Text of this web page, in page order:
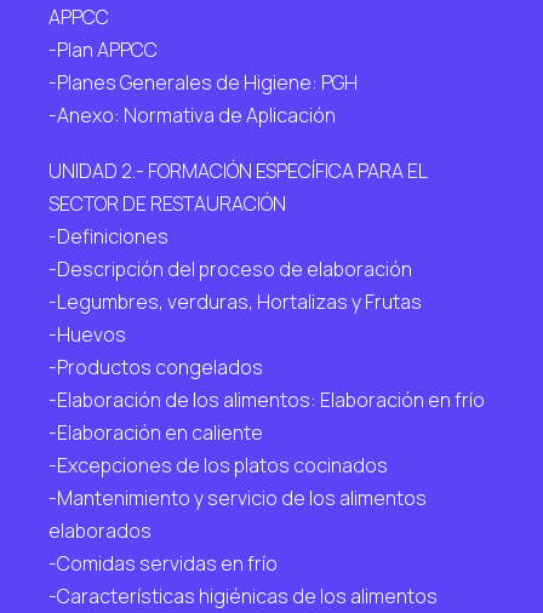
APPCC
-Plan APPCC
-Planes Generales de Higiene: PGH
-Anexo: Normativa de Aplicación
UNIDAD 2.- FORMACIÓN ESPECÍFICA PARA EL
SECTOR DE RESTAURACIÓN
-Definiciones
-Descripción del proceso de elaboración
-Legumbres, verduras, Hortalizas y Frutas
-Huevos
-Productos congelados
-Elaboración de los alimentos: Elaboración en frío
-Elaboración en caliente
-Excepciones de los platos cocinados
-Mantenimiento y servicio de los alimentos
elaborados
-Comidas servidas en frío
-Características higiénicas de los alimentos